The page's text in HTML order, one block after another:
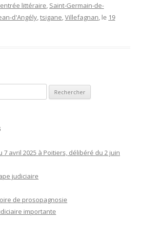
littéraire, Saint-Germain-de-
d'Angély,tsigane,Villefagnan, le 19
avril 2025 à Poitiers, délibéré du 2 juin
judiciaire
de prosopagnosie
importante